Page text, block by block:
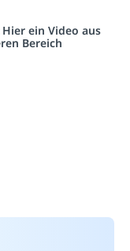
ein Video aus
Bereich